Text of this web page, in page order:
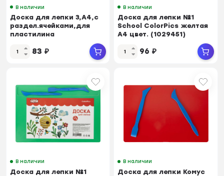
В наличии
Доска для лепки 3,А4,с
раздел.ячейками,для
пластилина
83 ₽
В наличии
Доска для лепки №1
School ColorPics желтая
А4 цвет. (1029451)
96 ₽
В наличии
Доска для лепки №1
В наличии
Доска для лепки Комус